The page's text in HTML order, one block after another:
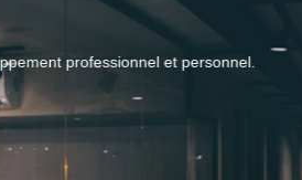
professionnel et personnel.